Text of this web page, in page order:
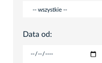
Data od: